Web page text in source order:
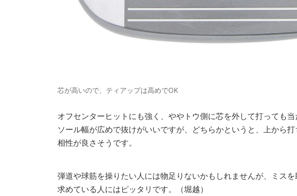
芯が高いので、ティアップは高めでOK
オフセンターヒットにも強く、ややトウ側に芯を外して打っても
ソール幅が広めで抜けがいいですが、どちらかというと、上から
相性が良さそうです。
弾道や球筋を操りたい人には物足りないかもしれませんが、ミス
求めている人にはピッタリです。（堀越）